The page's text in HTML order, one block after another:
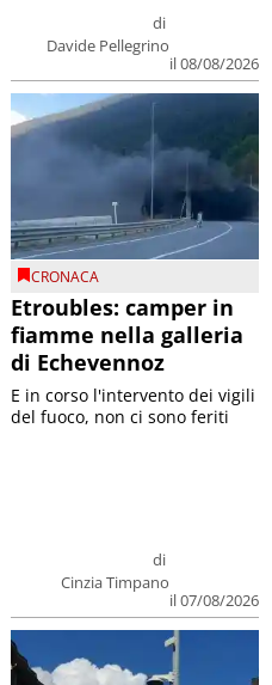
di
Davide Pellegrino
il 08/08/2026
CRONACA
Etroubles: camper in
fiamme nella galleria
di Echevennoz
di
Cinzia Timpano
il 07/08/2026
E in corso l'intervento dei vigili
del fuoco, non ci sono feriti